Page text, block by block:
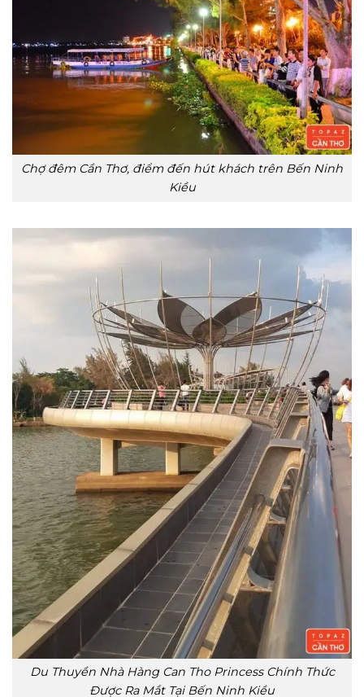
Chợ đêm Cần Thơ, điểm đến hút khách trên Bến Ninh
Kiều
Du Thuyền Nhà Hàng Can Tho Princess Chính Thức
Được Ra Mắt Tại Bến Ninh Kiều